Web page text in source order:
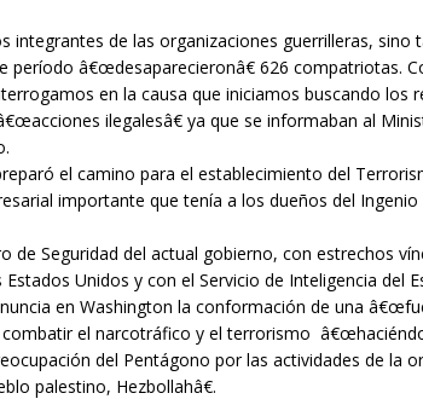
integrantes de las organizaciones guerrilleras, sino
período â€œdesaparecieronâ€ 626 compatriotas.
en la causa que iniciamos buscando los
ilegalesâ€ ya que se informaban al
el camino para el establecimiento del
importante que tenía a los dueños del
de Seguridad del actual gobierno, con estrechos
Unidos y con el Servicio de Inteligencia del
en Washington la conformación de una
combatir el narcotráfico y el terrorismo
del Pentágono por las actividades de la
palestino, Hezbollahâ€.